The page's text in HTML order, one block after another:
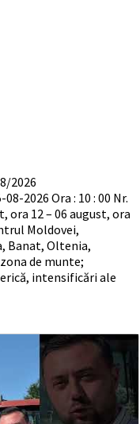
2026
2026 Ora : 10 : 00 Nr.
ora 12 – 06 august, ora
Moldovei,
Banat, Oltenia,
de munte;
intensificări ale